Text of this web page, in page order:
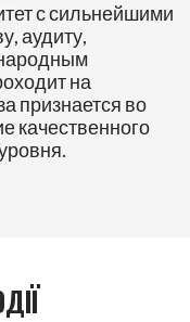
с сильнейшими
аудиту,
на
признается во
качественного